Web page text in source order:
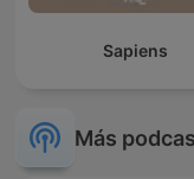
Sapiens
Más